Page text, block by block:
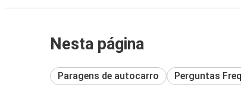
Nesta página
Paragens de autocarro Perguntas